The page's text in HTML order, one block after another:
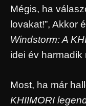
Mégis, ha
lovakat!”, Akkor
Windstorm: A
idei év
Most, ha már
KHIIMORI